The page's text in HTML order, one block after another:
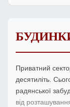
Приватний
десятиліть.
радянської
від